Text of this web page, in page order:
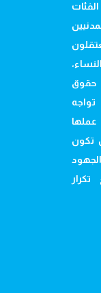
حقوق
تواجه
تكون